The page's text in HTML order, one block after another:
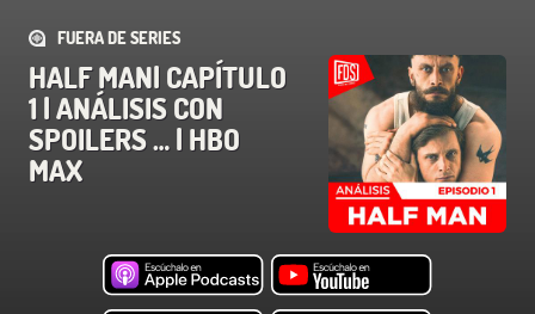
FUERA DE SERIES
HALF MAN| CAPÍTULO
1 | ANÁLISIS CON
SPOILERS … | HBO
MAX